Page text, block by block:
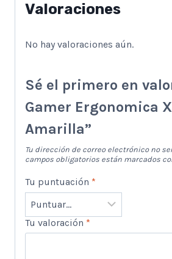
Valoraciones
No hay valoraciones aún.
Sé el primero en
Gamer Ergonomica
Amarilla”
Tu dirección de correo electrónico no
campos obligatorios están marcados
Tu puntuación *
Tu valoración *